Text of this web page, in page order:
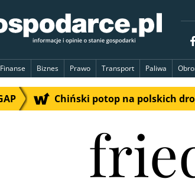
Finanse Biznes Prawo Transport Paliwa
Chiński potop na polskich